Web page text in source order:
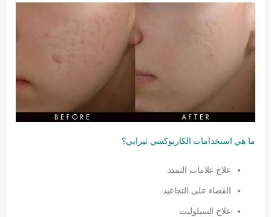
ما هي استخدامات الكاربوكسي ثيرابي؟
علاج علامات التمدد
القضاء على التجاعيد
علاج السيلوليت